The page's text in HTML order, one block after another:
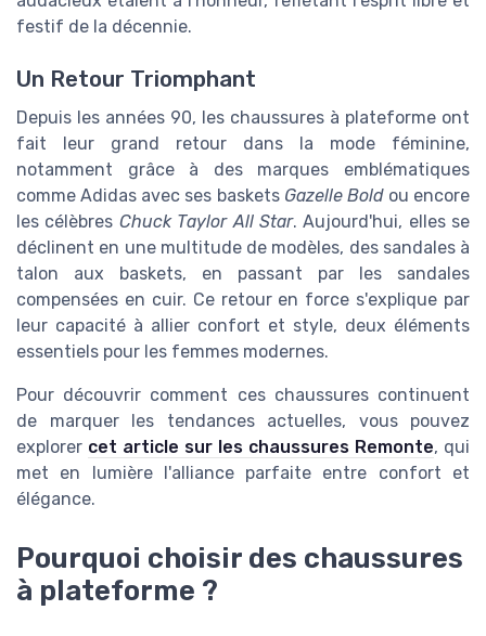
festif de la décennie.
Un Retour Triomphant
Depuis les années 90, les chaussures à plateforme ont
fait leur grand retour dans la mode féminine,
notamment grâce à des marques emblématiques
comme Adidas avec ses baskets Gazelle Boldou encore
les célèbres Chuck Taylor All Star. Aujourd'hui, elles se
déclinent en une multitude de modèles, des sandales à
talon aux baskets, en passant par les sandales
compensées en cuir. Ce retour en force s'explique par
leur capacité à allier confort et style, deux éléments
essentiels pour les femmes modernes.
Pour découvrir comment ces chaussures continuent
de marquer les tendances actuelles, vous pouvez
explorer cet article sur les chaussures Remonte, qui
met en lumière l'alliance parfaite entre confort et
élégance.
Pourquoi choisir des chaussures
à plateforme ?